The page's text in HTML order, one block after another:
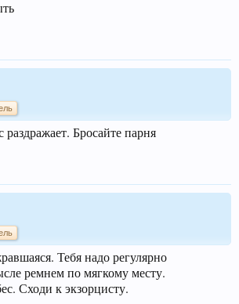
Бросайте парня
Тебя надо регулярно
ремнем по мягкому месту.
Сходи к экзорцисту.